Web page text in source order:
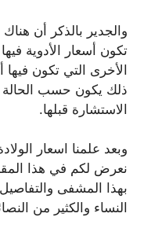
والجدير بالذكر أن
تكون أسعار الأدوية
الأخرى التي تكون
ذلك يكون حسب الحالة
الاستشارة قبلها.
وبعد علمنا اسعار
نعرض لكم في هذا
بهذا المشفى
النساء والكثير من